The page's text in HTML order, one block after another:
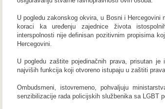
U pogledu zakonskog okvira, u Bosni i Hercegovini
koraci ka uređenju zajednice života
interspolnosti nije definisan pozitivnim propisima
Hercegovini.
U pogledu zaštite pojedinačnih prava, prisutan
najviših funkcija koji otvoreno istupaju u zaštiti
Ombudsmeni, istovremeno, pohvaljuju
senzibilizacije rada policijskih službenika sa LGBT